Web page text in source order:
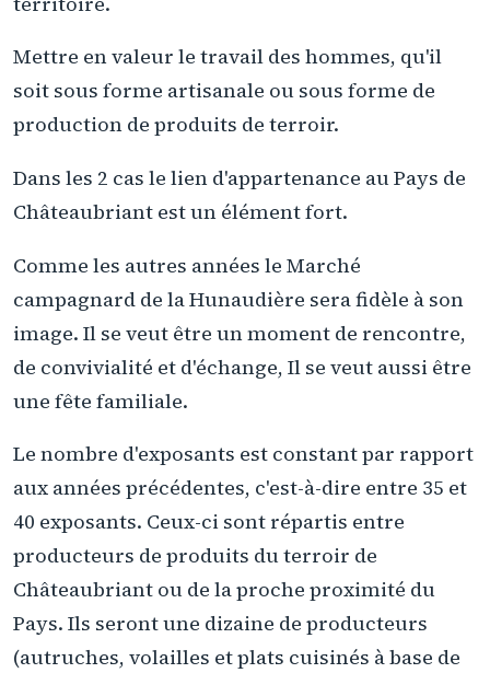
Mettre en valeur le travail des hommes, qu'il
soit sous forme artisanale ou sous forme de
production de produits de terroir.
Dans les 2 cas le lien d'appartenance au Pays de
Châteaubriant est un élément fort.
Comme les autres années le Marché
campagnard de la Hunaudière sera fidèle à son
image. Il se veut être un moment de rencontre,
de convivialité et d'échange, Il se veut aussi être
une fête familiale.
Le nombre d'exposants est constant par rapport
aux années précédentes, c'est-à-dire entre 35 et
40 exposants. Ceux-ci sont répartis entre
producteurs de produits du terroir de
Châteaubriant ou de la proche proximité du
Pays. Ils seront une dizaine de producteurs
(autruches, volailles et plats cuisinés à base de